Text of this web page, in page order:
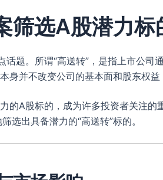
筛选A股潜力标
话题。所谓“高送转”，是指上市公
身并不改变公司的基本面和股东权
的A股标的，成为许多投资者关注
选出具备潜力的“高送转”标的。